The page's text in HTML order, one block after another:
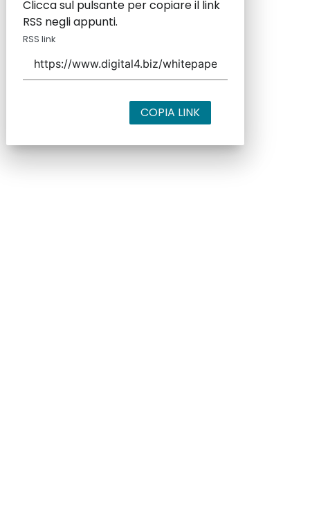
Clicca sul pulsante per copiare il link
RSS negli appunti.
RSS link
COPIA LINK